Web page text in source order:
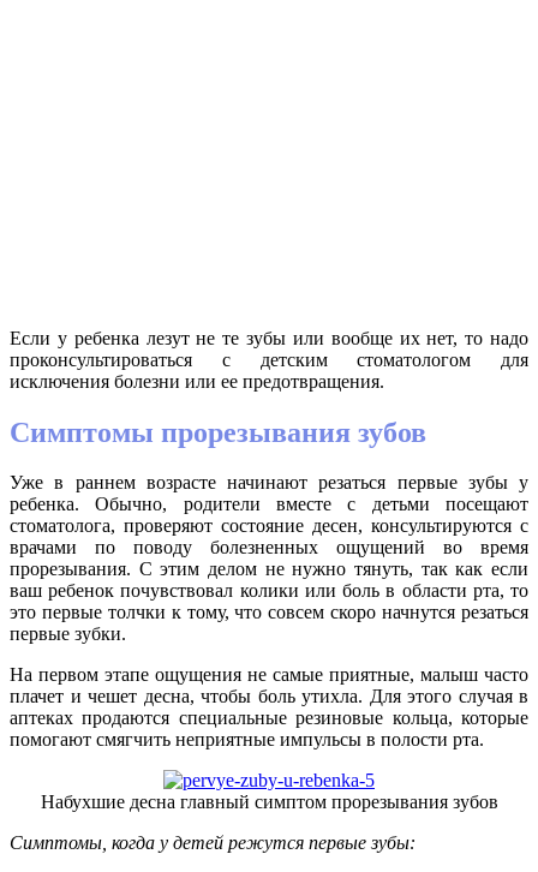
Если у ребенка лезут не те зубы или вообще их нет, то надо
проконсультироваться с детским стоматологом для
исключения болезни или ее предотвращения.
Симптомы прорезывания зубов
Уже в раннем возрасте начинают резаться первые зубы у
ребенка. Обычно, родители вместе с детьми посещают
стоматолога, проверяют состояние десен, консультируются с
врачами по поводу болезненных ощущений во время
прорезывания. С этим делом не нужно тянуть, так как если
ваш ребенок почувствовал колики или боль в области рта, то
это первые толчки к тому, что совсем скоро начнутся резаться
первые зубки.
На первом этапе ощущения не самые приятные, малыш часто
плачет и чешет десна, чтобы боль утихла. Для этого случая в
аптеках продаются специальные резиновые кольца, которые
помогают смягчить неприятные импульсы в полости рта.
Набухшие десна главный симптом прорезывания зубов
Симптомы, когда у детей режутся первые зубы: